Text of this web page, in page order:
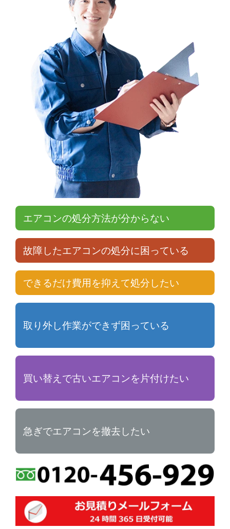
エアコンの処分方法が分からない
故障したエアコンの処分に困っている
できるだけ費用を抑えて処分したい
取り外し作業ができず困っている
買い替えで古いエアコンを片付けたい
急ぎでエアコンを撤去したい